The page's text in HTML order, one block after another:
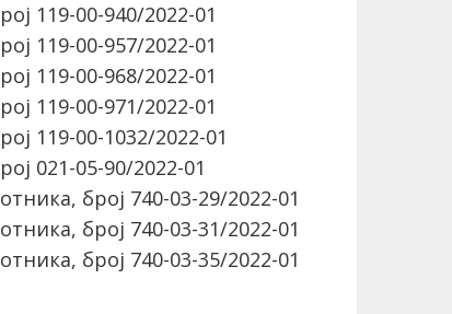
119-00-940/2022-01
119-00-957/2022-01
119-00-968/2022-01
119-00-971/2022-01
119-00-1032/2022-01
021-05-90/2022-01
број 740-03-29/2022-01
број 740-03-31/2022-01
број 740-03-35/2022-01